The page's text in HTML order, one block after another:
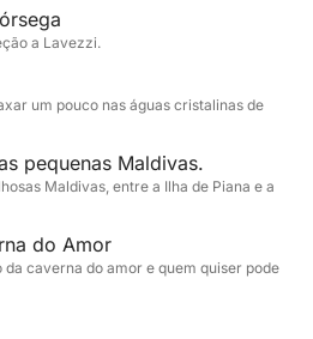
a Lavezzi.
um pouco nas águas cristalinas de
pequenas Maldivas.
Maldivas, entre a Ilha de Piana e a
do Amor
da caverna do amor e quem quiser pode